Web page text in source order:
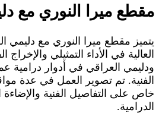
مقطع ميرا النوري مع
يتميز مقطع ميرا النوري مع دليمي
العالية في الأداء التمثيلي
ودليمي العراقي في أدوار درامية
الفنية. تم تصوير العمل في عدة
خاص على التفاصيل الفنية والإضاءة
الدرامية.